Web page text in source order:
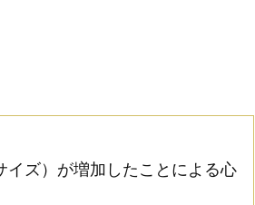
イズ）が増加したことによる心